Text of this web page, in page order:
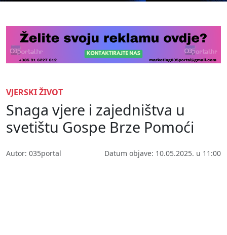
VJERSKI ŽIVOT
Snaga vjere i zajedništva u
svetištu Gospe Brze Pomoći
Autor: 035portal Datum objave: 10.05.2025. u 11:00